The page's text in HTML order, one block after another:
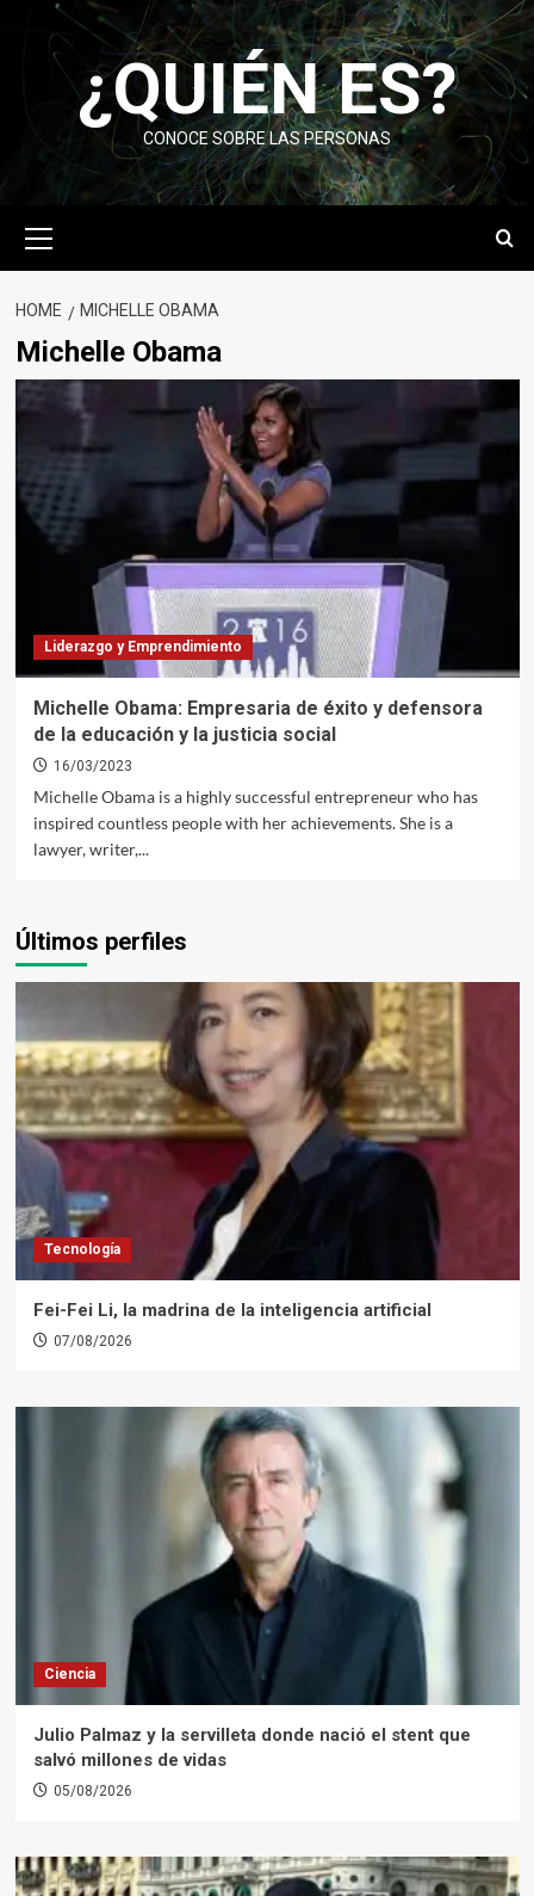
¿QUIÉN ES?
CONOCE SOBRE LAS PERSONAS
Menu
HOME MICHELLE OBAMA
Michelle Obama
Liderazgo y Emprendimiento
Michelle Obama: Empresaria de éxito y defensora
de la educación y la justicia social
16/03/2023
Michelle Obama is a highly successful entrepreneur who has
inspired countless people with her achievements. She is a
lawyer, writer,...
Últimos perfiles
Tecnología
Fei-Fei Li, la madrina de la inteligencia artificial
07/08/2026
Ciencia
Julio Palmaz y la servilleta donde nació el stent que
salvó millones de vidas
05/08/2026